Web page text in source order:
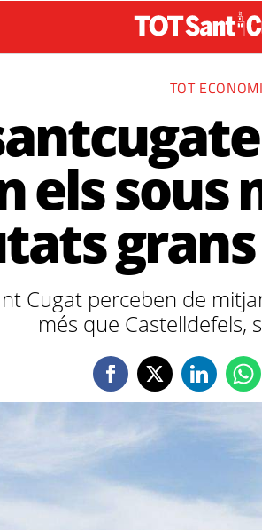
TOT
els sous
Cugat perceben de
més que Castelldefels,